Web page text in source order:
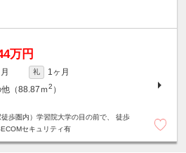
万円
礼
1ヶ月
他（88.87ｍ2 ）
歩圏内）学習院大学の目の前で、 徒歩
セキュリティ有